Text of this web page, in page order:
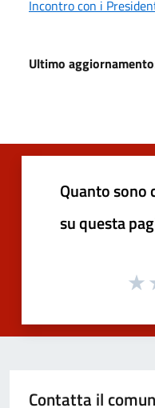
Incontro con i
Ultimo aggiornamento
Quanto sono
su questa
Contatta il